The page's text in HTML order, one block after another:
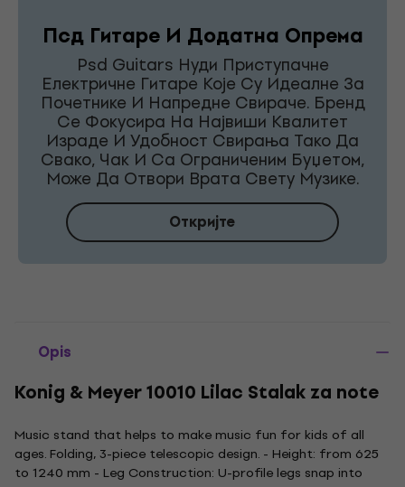
Псд Гитаре И Додатна Опрема
Psd Guitars Нуди Приступачне
Електричне Гитаре Које Су Идеалне За
Почетнике И Напредне Свираче. Бренд
Се Фокусира На Највиши Квалитет
Израде И Удобност Свирања Тако Да
Свако, Чак И Са Ограниченим Буџетом,
Може Да Отвори Врата Свету Музике.
Откријте
Opis
Konig & Meyer 10010 Lilac Stalak za note
Music stand that helps to make music fun for kids of all
ages. Folding, 3-piece telescopic design. - Height: from 625
to 1240 mm - Leg Construction: U-profile legs snap into